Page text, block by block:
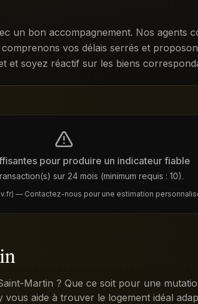
un bon accompagnement. Nos agents
vos délais serrés et
et soyez réactif sur les biens
pour produire un indicateur fiable
sur 24 mois (minimum requis : 10).
— Contactez-nous pour une estimation
Martin ? Que ce soit pour une
aide à trouver le logement idéal